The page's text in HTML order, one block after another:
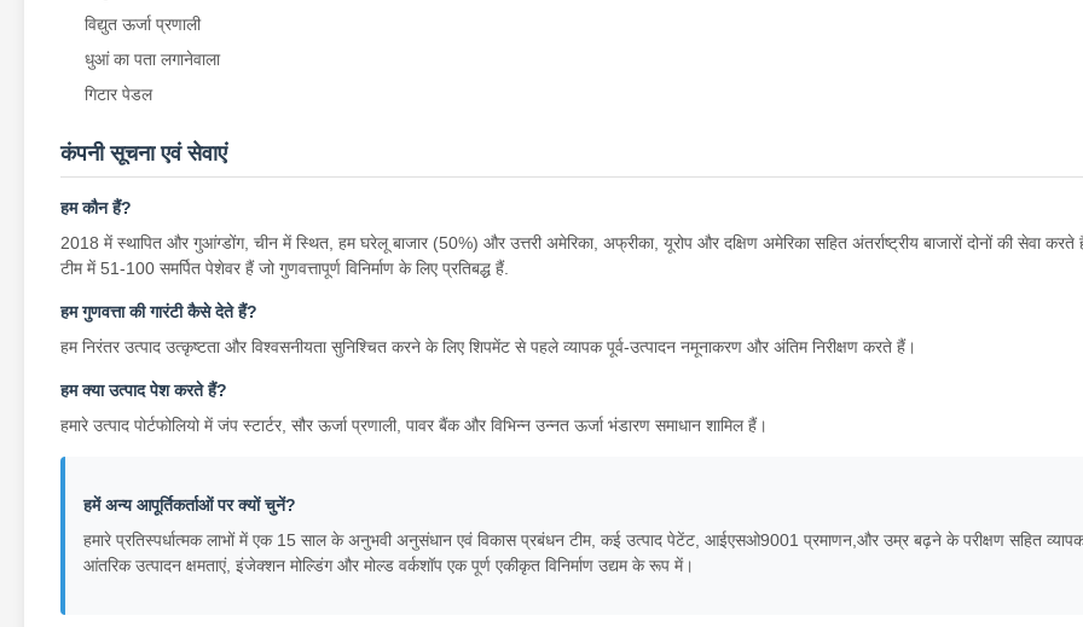
विद्युत ऊर्जा प्रणाली
धुआं का पता लगानेवाला
गिटार पेडल
कंपनी सूचना एवं सेवाएं
हम कौन हैं?
2018 में स्थापित और गुआंग्डोंग, चीन में स्थित, हम घरेलू बाजार (50%) और उत्तरी अमेरिका, अफ्रीका, यूरोप और दक्षिण अमेरिका सहित अंतर्राष्ट्रीय बाजारों दोनों की सेवा करते
टीम में 51-100 समर्पित पेशेवर हैं जो गुणवत्तापूर्ण विनिर्माण के लिए प्रतिबद्ध हैं.
हम गुणवत्ता की गारंटी कैसे देते हैं?
हम निरंतर उत्पाद उत्कृष्टता और विश्वसनीयता सुनिश्चित करने के लिए शिपमेंट से पहले व्यापक पूर्व-उत्पादन नमूनाकरण और अंतिम निरीक्षण करते हैं।
हम क्या उत्पाद पेश करते हैं?
हमारे उत्पाद पोर्टफोलियो में जंप स्टार्टर, सौर ऊर्जा प्रणाली, पावर बैंक और विभिन्न उन्नत ऊर्जा भंडारण समाधान शामिल हैं।
हमें अन्य आपूर्तिकर्ताओं पर क्यों चुनें?
हमारे प्रतिस्पर्धात्मक लाभों में एक 15 साल के अनुभवी अनुसंधान एवं विकास प्रबंधन टीम, कई उत्पाद पेटेंट, आईएसओ9001 प्रमाणन,और उम्र बढ़ने के परीक्षण सहित
आंतरिक उत्पादन क्षमताएं, इंजेक्शन मोल्डिंग और मोल्ड वर्कशॉप एक पूर्ण एकीकृत विनिर्माण उद्यम के रूप में।